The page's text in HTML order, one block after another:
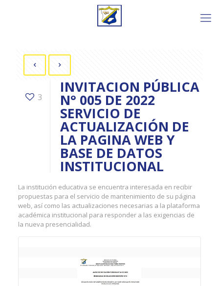
3
INVITACION PÚBLICA
N° 005 DE 2022
SERVICIO DE
ACTUALIZACIÓN DE
LA PAGINA WEB Y
BASE DE DATOS
INSTITUCIONAL
La institución educativa se encuentra interesada en recibir
propuestas para el servicio de mantenimiento de su página
web, así como las actualizaciones necesarias a la plataforma
académica institucional para responder a las exigencias de
la nueva presencialidad.